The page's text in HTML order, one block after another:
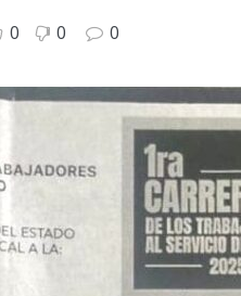
0 0 0